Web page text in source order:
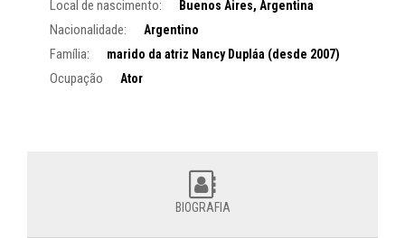
Local de nascimento: Buenos Aires, Argentina
Nacionalidade: Argentino
Família: marido da atriz Nancy Dupláa (desde 2007)
Ocupação Ator
BIOGRAFIA